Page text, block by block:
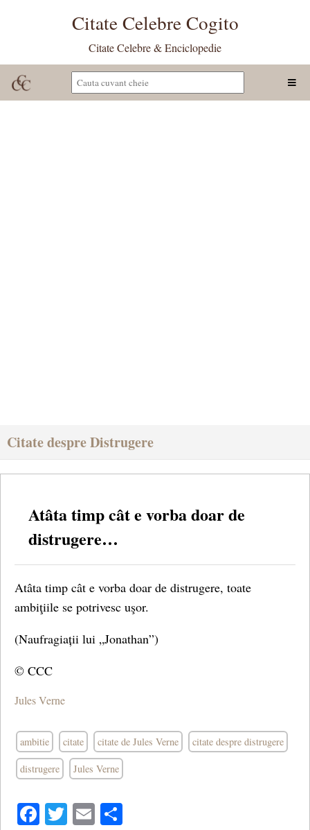
Citate Celebre Cogito
Citate Celebre & Enciclopedie
Citate despre Distrugere
Atâta timp cât e vorba doar de
distrugere…
Atâta timp cât e vorba doar de distrugere, toate
ambiţiile se potrivesc uşor.
(Naufragiații lui „Jonathan”)
© CCC
Jules Verne
ambitie citate citate de Jules Verne citate despre distrugere
distrugere Jules Verne
Facebook
Twitter
Email